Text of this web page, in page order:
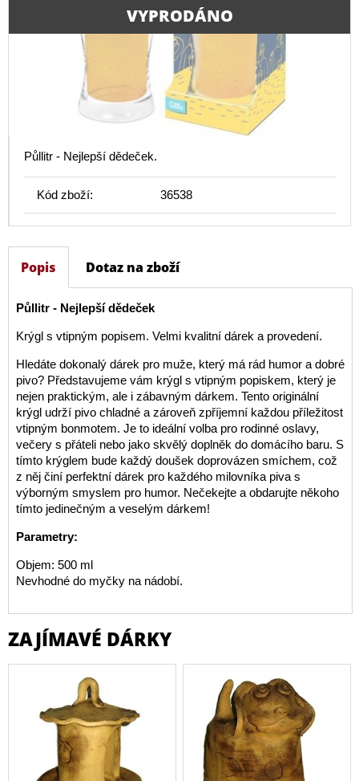
VYPRODÁNO
Půllitr - Nejlepší dědeček.
Kód zboží: 36538
Popis Dotaz na zboží
Půllitr - Nejlepší dědeček
Krýgl s vtipným popisem. Velmi kvalitní dárek a provedení.
Hledáte dokonalý dárek pro muže, který má rád humor a dobré
pivo? Představujeme vám krýgl s vtipným popiskem, který je
nejen praktickým, ale i zábavným dárkem. Tento originální
krýgl udrží pivo chladné a zároveň zpříjemní každou příležitost
vtipným bonmotem. Je to ideální volba pro rodinné oslavy,
večery s přáteli nebo jako skvělý doplněk do domácího baru. S
tímto krýglem bude každý doušek doprovázen smíchem, což
z něj činí perfektní dárek pro každého milovníka piva s
výborným smyslem pro humor. Nečekejte a obdarujte někoho
tímto jedinečným a veselým dárkem!
Parametry:
Objem: 500 ml
Nevhodné do myčky na nádobí.
ZAJÍMAVÉ DÁRKY